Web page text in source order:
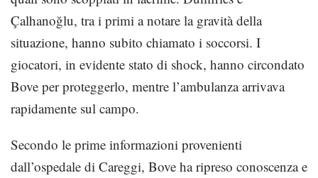
Çalhanoğlu, tra i primi a notare la gravità della
situazione, hanno subito chiamato i soccorsi. I
giocatori, in evidente stato di shock, hanno circondato
Bove per proteggerlo, mentre l’ambulanza arrivava
rapidamente sul campo.
Secondo le prime informazioni provenienti
dall’ospedale di Careggi, Bove ha ripreso conoscenza e